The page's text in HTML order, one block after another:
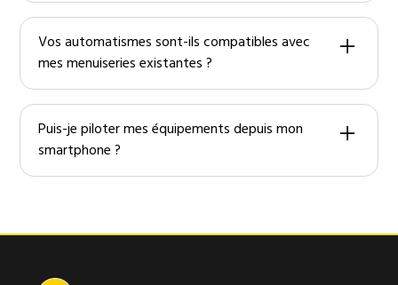
Oui, grâce aux scénarios (extinction, abaissement
chauffage, gestion éclairage), vous optimisez vos
usages et vos dépenses.
Vos automatismes sont-ils compatibles avec
mes menuiseries existantes ?
Dans la plupart des cas, oui. Je vérifie la compatibilité
et j’adapte la motorisation et les sécurités.
Puis-je piloter mes équipements depuis mon
smartphone ?
alarmes à distance.